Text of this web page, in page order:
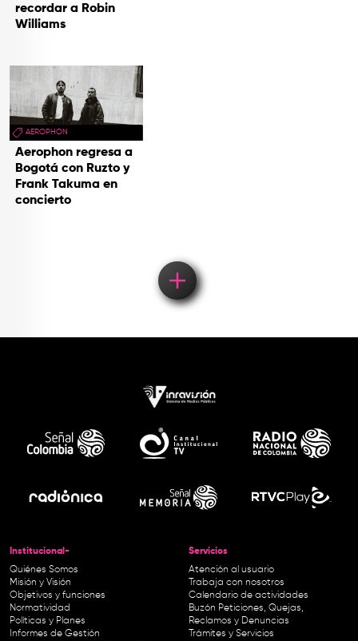
recordar a Robin
Williams
AEROPHON
Aerophon regresa a
Bogotá con Ruzto y
Frank Takuma en
concierto
Institucional-
Quiénes Somos
Misión y Visión
Objetivos y funciones
Normatividad
Políticas y Planes
Informes de Gestión
Servicios
Atención al usuario
Trabaja con nosotros
Calendario de actividades
Buzón Peticiones, Quejas,
Reclamos y Denuncias
Trámites y Servicios